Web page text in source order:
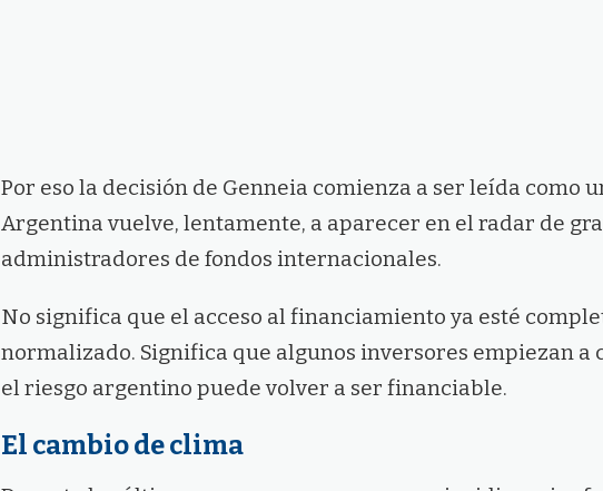
Por eso la decisión de Genneia comienza a ser leída como
Argentina vuelve, lentamente, a aparecer en el radar de
administradores de fondos internacionales.
No significa que el acceso al financiamiento ya esté
normalizado. Significa que algunos inversores empiezan a
el riesgo argentino puede volver a ser financiable.
El cambio de clima